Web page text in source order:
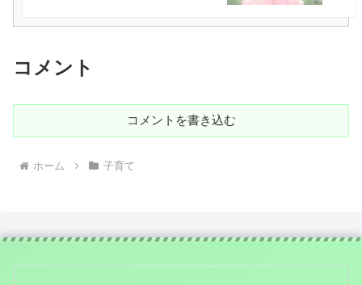
コメント
コメントを書き込む
ホーム 子育て